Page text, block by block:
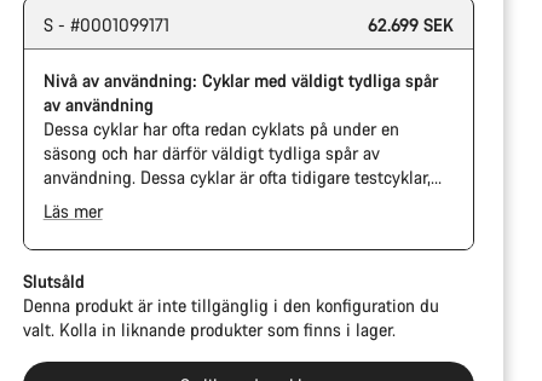
S - #0001099171 62.699 SEK
Nivå av användning: Cyklar med väldigt tydliga spår
av användning
Dessa cyklar har ofta redan cyklats på under en
säsong och har därför väldigt tydliga spår av
användning. Dessa cyklar är ofta tidigare testcyklar,
cyklar från vårt eventutbud eller cyklar som varit på
långtest.
Läs mer
Slutsåld
Denna produkt är inte tillgänglig i den konfiguration du
valt. Kolla in liknande produkter som finns i lager.